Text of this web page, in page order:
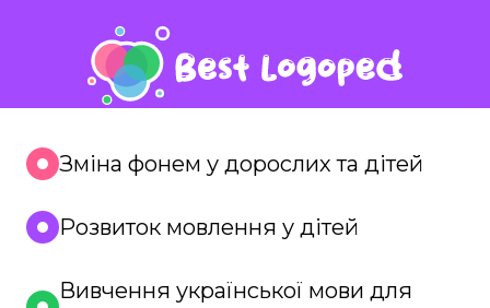
Зміна фонем у дорослих та дітей
Розвиток мовлення у дітей
Вивчення української мови для